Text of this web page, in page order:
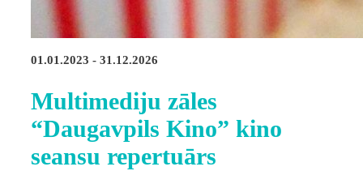
01.01.2023 - 31.12.2026
Multimediju zāles
“Daugavpils Kino” kino
seansu repertuārs